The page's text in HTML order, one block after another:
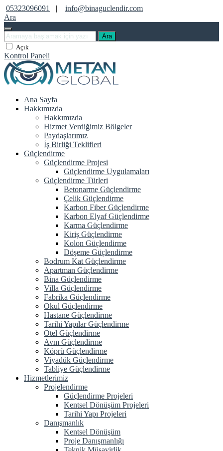
05323096091 |
info@binaguclendir.com
Ara
Ara
Açık
Kontrol Paneli
Ana Sayfa
Hakkımızda
Hakkımızda
Hizmet Verdiğimiz Bölgeler
Paydaşlarımız
İş Birliği Teklifleri
Güçlendirme
Güçlendirme Projesi
Güçlendirme Uygulamaları
Güçlendirme Türleri
Betonarme Güçlendirme
Çelik Güçlendirme
Karbon Fiber Güçlendirme
Karbon Elyaf Güçlendirme
Karma Güçlendirme
Kiriş Güçlendirme
Kolon Güçlendirme
Döşeme Güçlendirme
Bodrum Kat Güçlendirme
Apartman Güçlendirme
Bina Güçlendirme
Villa Güçlendirme
Fabrika Güçlendirme
Okul Güçlendirme
Hastane Güçlendirme
Tarihi Yapılar Güçlendirme
Otel Güçlendirme
Avm Güçlendirme
Köprü Güçlendirme
Viyadük Güçlendirme
Tabliye Güçlendirme
Hizmetlerimiz
Projelendirme
Güçlendirme Projeleri
Kentsel Dönüşüm Projeleri
Tarihi Yapı Projeleri
Danışmanlık
Kentsel Dönüşüm
Proje Danışmanlığı